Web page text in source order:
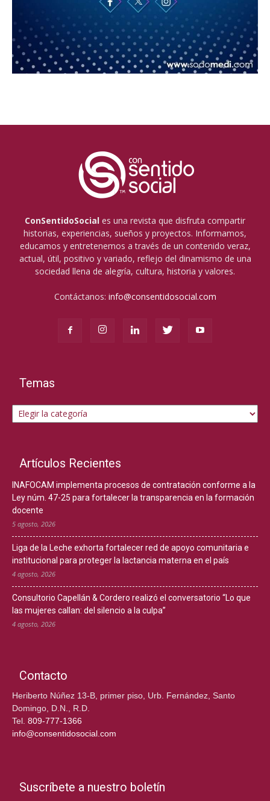
ConSentidoSocial es una revista que disfruta compartir
historias, experiencias, sueños y proyectos. Informamos,
educamos y entretenemos a través de un contenido veraz,
actual, útil, positivo y variado, reflejo del dinamismo de una
sociedad llena de alegría, cultura, historia y valores.
Contáctanos: info@consentidosocial.com
Temas
Temas
Artículos Recientes
INAFOCAM implementa procesos de contratación conforme a la
Ley núm. 47-25 para fortalecer la transparencia en la formación
docente
5 agosto, 2026
Liga de la Leche exhorta fortalecer red de apoyo comunitaria e
institucional para proteger la lactancia materna en el país
4 agosto, 2026
Consultorio Capellán & Cordero realizó el conversatorio “Lo que
las mujeres callan: del silencio a la culpa”
4 agosto, 2026
Contacto
Heriberto Núñez 13-B, primer piso, Urb. Fernández, Santo
Domingo, D.N., R.D.
Tel. 809-777-1366
info@consentidosocial.com
Suscríbete a nuestro boletín